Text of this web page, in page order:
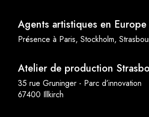
Agents artistiques en Europe
Présence à Paris, Stockholm,
Atelier de production
35 rue Gruninger - Parc d’innovation
67400 Illkirch